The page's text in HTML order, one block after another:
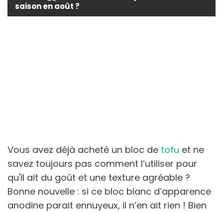
saison en août ?
Vous avez déjà acheté un bloc de tofu et ne
savez toujours pas comment l’utiliser pour
qu'il ait du goût et une texture agréable ?
Bonne nouvelle : si ce bloc blanc d’apparence
anodine parait ennuyeux, il n’en ait rien ! Bien